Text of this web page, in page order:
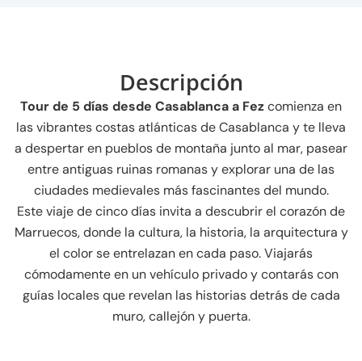
Descripción
Tour de 5 días desde Casablanca a Fezcomienza en
las vibrantes costas atlánticas de Casablanca y te lleva
a despertar en pueblos de montaña junto al mar, pasear
entre antiguas ruinas romanas y explorar una de las
ciudades medievales más fascinantes del mundo.
Este viaje de cinco días invita a descubrir el corazón de
Marruecos, donde la cultura, la historia, la arquitectura y
el color se entrelazan en cada paso. Viajarás
cómodamente en un vehículo privado y contarás con
guías locales que revelan las historias detrás de cada
muro, callejón y puerta.